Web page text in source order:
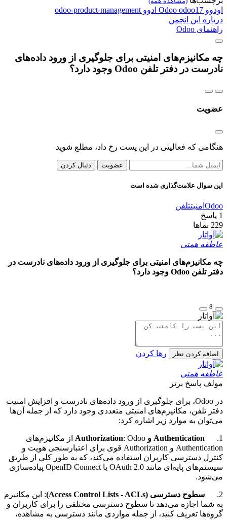
اودوو Odoo odoo17 ادوو odoo-product-management
درباره این انجمن
راهنمای Odoo
چه مکانیزم‌های امنیتی برای جلوگیری از ورود داده‌های
نادرست در دفتر تلفن Odoo وجود دارد؟
عضویت
هنگامی که فعالیتی در این پست رخ داد، مطلع شوید
عضویت دنبال کردن
این سوال علامت‌گذاری شده است
Odoo امنیتتلفن
1 پاسخ
229 نماها
عاطفه همتی
چه مکانیزم‌های امنیتی برای جلوگیری از ورود داده‌های نادرست در
دفتر تلفن Odoo وجود دارد؟
8
اضافه کردن نظر رها کردن
عاطفه همتی
مولف پاسخ برتر
در Odoo، برای جلوگیری از ورود داده‌های نادرست و افزایش امنیت
دفتر تلفن، مکانیزم‌های امنیتی متعددی وجود دارد که از جمله آن‌ها
می‌توان به موارد زیر اشاره کرد:
1. Authentication و Authorization
: Odoo از مکانیزم‌های
Authentication و Authorization قوی برای اعتبارسنجی هویت و
کنترل دسترسی کاربران استفاده می‌کند، که به طور کلی از طریق
سیستم‌های پایه‌ای مانند OAuth 2.0 یا OpenID Connect پیاده‌سازی
می‌شود.
2. سطوح دسترسی (Access Control Lists - ACLs)
: این مکانیزم
به شما اجازه می‌دهد تا سطوح دسترسی مختلفی را برای کاربران و
گروه‌ها تعریف کنید، از جمله مواردی مانند دسترسی به مشاهده،